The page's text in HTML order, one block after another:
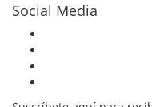
Social Media